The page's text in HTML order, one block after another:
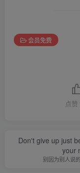
会员免费
点赞
Don't give up just
your
别因为别人说